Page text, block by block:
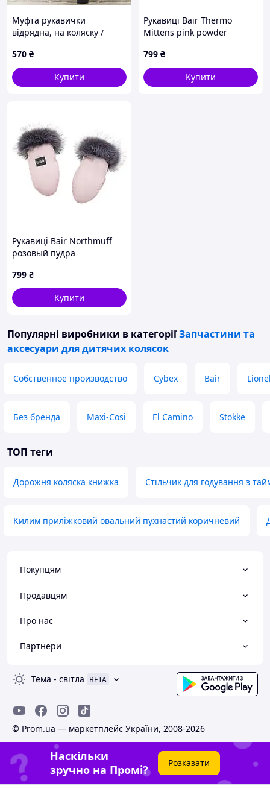
Муфта рукавички
відрядна, на коляску /
сірий фліс, іменна Данька
(колір - сірий) Код/Артикул
100123
570 ₴
Купити
Рукавиці Bair Thermo
Mittens pink powder
799 ₴
Купити
Рукавиці Bair Northmuff
розовый пудра
799 ₴
Купити
Популярні виробники в категоріїЗапчастини та
аксесуари для дитячих колясок
Собственное производство Cybex Bair
Без бренда Maxi-Cosi El Camino Stokke
ТОП теги
Дорожня коляска книжка Стільчик для годування з
Килим приліжковий овальний пухнастий коричневий
Покупцям
Продавцям
Про нас
Партнери
Тема - світла BETA
© Prom.ua — маркетплейс України, 2008-2026
Наскільки
зручно на Промі?
Розказати